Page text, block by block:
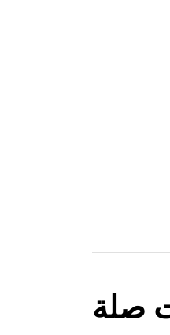
صلة